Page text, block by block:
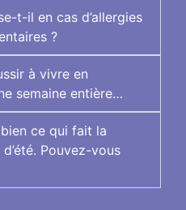
t-il en cas d’allergies
?
à vivre en
semaine entière…
ce qui fait la
Pouvez-vous